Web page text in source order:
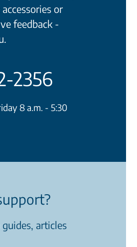
or
feedback -
2356
8 a.m. - 5:30
articles